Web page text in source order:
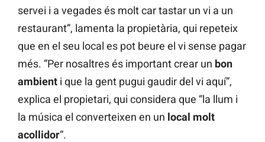
servei i a vegades és molt car tastar un vi a un
restaurant”, lamenta la propietària, qui repeteix
que en el seu local es pot beure el vi sense pagar
més. “Per nosaltres és important crear un bon
ambient i que la gent pugui gaudir del vi aquí”,
explica el propietari, qui considera que “la llum i
la música el converteixen en un local molt
acollidor“.